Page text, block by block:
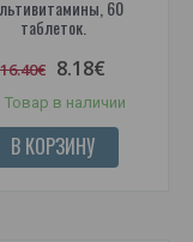
60
таблеток.
16.40€ 8.18€
Товар в наличии
В КОРЗИНУ